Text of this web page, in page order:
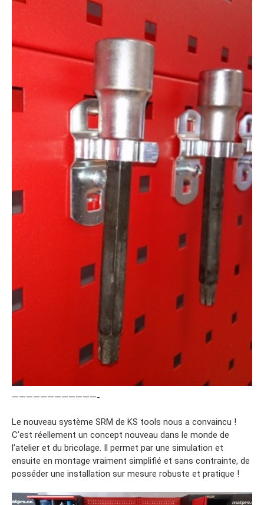
————————————-
Le nouveau système SRM de KS tools nous a convaincu !
C’est réellement un concept nouveau dans le monde de
l’atelier et du bricolage. Il permet par une simulation et
ensuite en montage vraiment simplifié et sans contrainte, de
posséder une installation sur mesure robuste et pratique !